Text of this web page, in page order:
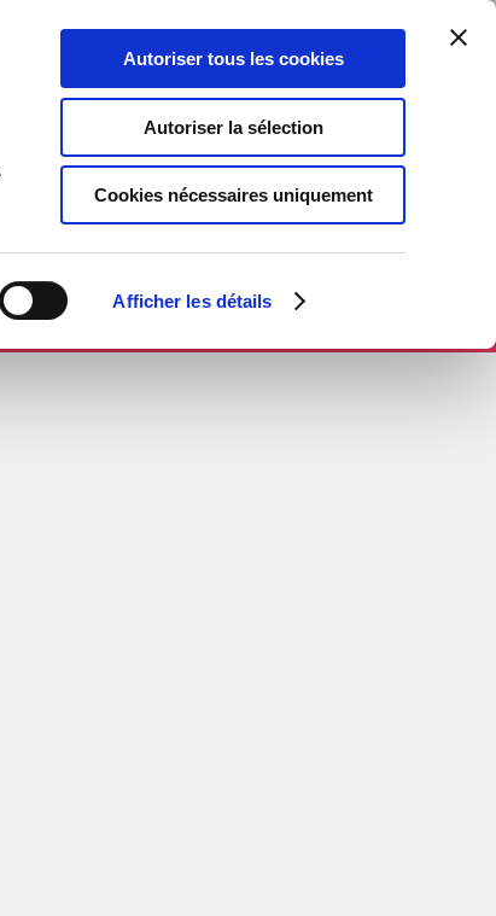
Afficher les détails
Autoriser tous les cookies
Autoriser la sélection
Cookies nécessaires uniquement
THEBOOKEDITION.COM